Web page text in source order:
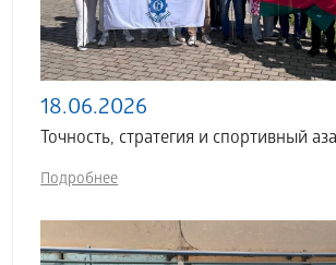
18.06.2026
Точность, стратегия и спортивный
Подробнее